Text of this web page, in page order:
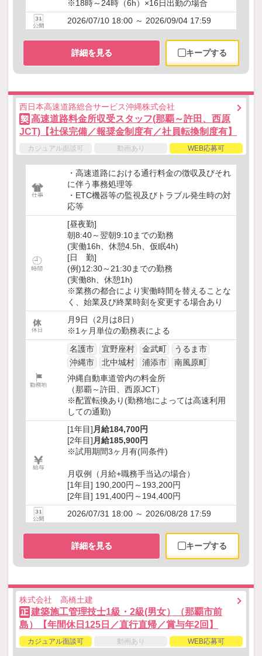
※18時～24時（6h）×16日出勤の場合
2026/07/10 18:00 ～ 2026/09/04 17:59
詳細を見る キープする
西日本高速道路総合サービス沖縄株式会社
契 高速道路料金所収受スタッフ(那覇～許田、西原
JCT)【社保完備／報奨金制度有／社員転換制度有】
カジュアル面談可 動画あり WEB応募可
・高速道路における通行料金の徴収及びそれ
に伴う事務処理等
・ETC機器等の監視及びトラブル発生時の対
応等
[昼夜勤]
朝8:40～翌朝9:10までの勤務
(実働16h、休憩4.5h、仮眠4h)
[日 勤]
(例)12:30～21:30までの勤務
(実働8h、休憩1h)
※業務の都合により実働時間を替えることな
く、始業及び終業時刻を変更する場合あり
月9日（2月は8日）
※1ヶ月単位の勤務表による
名護市
宜野座村 金武町
うるま市
沖縄市
北中城村 浦添市
南風原町
沖縄自動車道管内の料金所
（那覇～許田、西原JCT）
※配置転換あり(勤務地によっては高速利用
しての通勤)
[1年目] 月給184,700円
[2年目] 月給185,900円
※試用期間3ヶ月有(同条件)
月収例（月給+職務手当込の場合）
[1年目] 190,200円～193,200円
[2年目] 191,400円～194,400円
2026/07/31 18:00 ～ 2026/08/28 17:59
詳細を見る キープする
株式会社 高橋土建
正 建築施工管理技士1級・2級(男女）（那覇市前
島）【年間休日125日／直行直帰／賞与年2回】
カジュアル面談可 動画あり WEB応募可